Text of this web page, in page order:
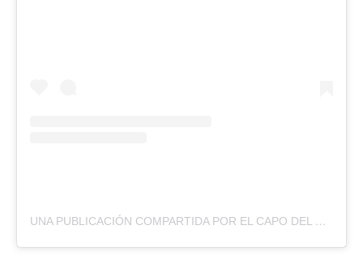
UNA PUBLICACIÓN COMPARTIDA POR EL CAPO DEL OESTE LOS CARBONEROS (@CLUBATLETICODEFENSORESDELOESTE)